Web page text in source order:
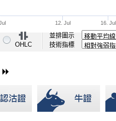
OHLC
並排圖示
技術指標